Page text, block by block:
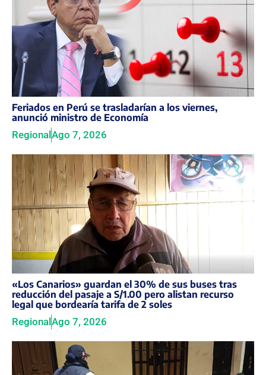
Feriados en Perú se trasladarían a los viernes,
anunció ministro de Economía
Regional Ago 7, 2026
«Los Canarios» guardan el 30% de sus buses tras
reducción del pasaje a S/1.00 pero alistan recurso
legal que bordearía tarifa de 2 soles
Regional Ago 7, 2026